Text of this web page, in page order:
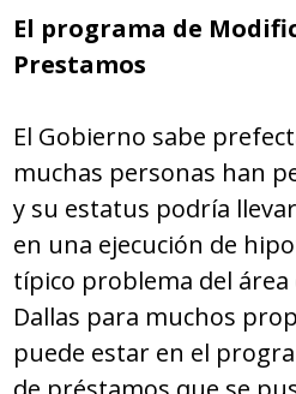
El programa de
Prestamos
El Gobierno sabe
muchas personas han
y su estatus podría
en una ejecución de
típico problema del
Dallas para muchos
puede estar en el